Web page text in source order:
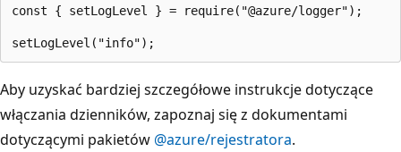
const { setLogLevel } = require("@azure/logger");
Aby uzyskać bardziej szczegółowe instrukcje dotyczące
włączania dzienników, zapoznaj się z dokumentami
dotyczącymi pakietów @azure/rejestratora.